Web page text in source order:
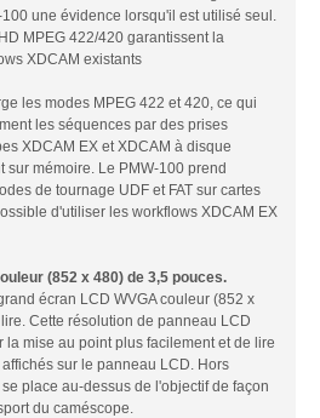
une évidence lorsqu'il est utilisé seul.
MPEG 422/420 garantissent la
XDCAM existants
les modes MPEG 422 et 420, ce qui
les séquences par des prises
XDCAM EX et XDCAM à disque
sur mémoire. Le PMW-100 prend
de tournage UDF et FAT sur cartes
d'utiliser les workflows XDCAM EX
(852 x 480) de 3,5 pouces.
écran LCD WVGA couleur (852 x
Cette résolution de panneau LCD
mise au point plus facilement et de lire
sur le panneau LCD. Hors
place au-dessus de l'objectif de façon
du caméscope.